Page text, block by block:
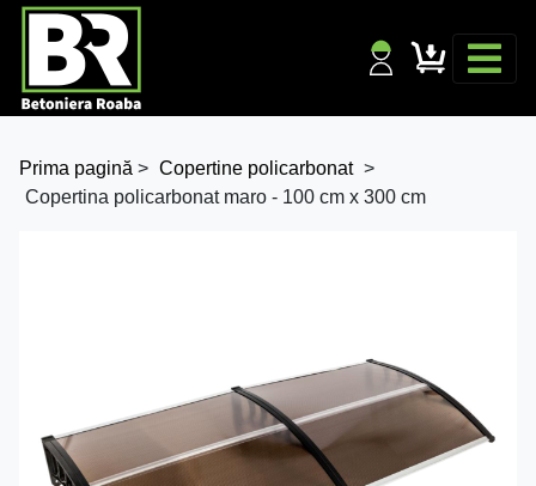
Prima pagină > Copertine policarbonat >
Copertina policarbonat maro - 100 cm x 300 cm